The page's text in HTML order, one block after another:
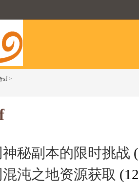
sf >
神秘副本的限时挑战
沌之地资源获取